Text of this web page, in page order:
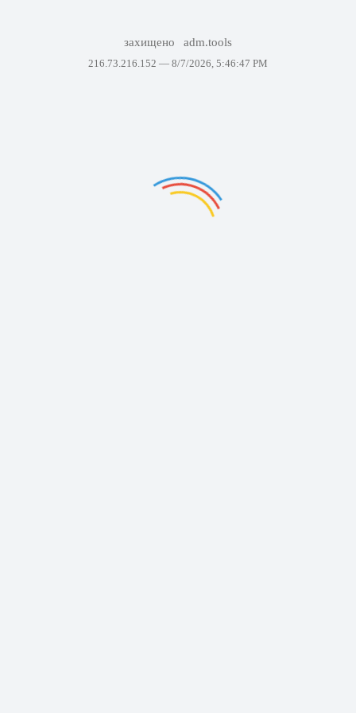
захищено adm.tools
216.73.216.152 — 8/7/2026, 5:46:47 PM